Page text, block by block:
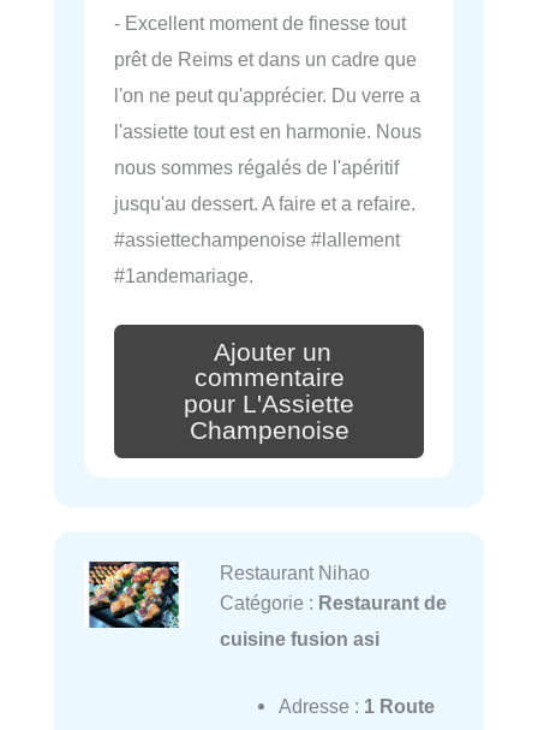
- Excellent moment de finesse tout
prêt de Reims et dans un cadre que
l'on ne peut qu'apprécier. Du verre a
l'assiette tout est en harmonie. Nous
nous sommes régalés de l'apéritif
jusqu'au dessert. A faire et a refaire.
#assiettechampenoise #lallement
#1andemariage.
Ajouter un
commentaire
pour L'Assiette
Champenoise
Restaurant Nihao
Catégorie : Restaurant de
cuisine fusion asi
Adresse : 1 Route